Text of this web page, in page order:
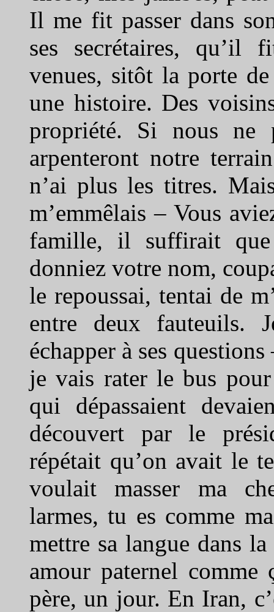
Il me fit passer dans
ses secrétaires, qu’il
venues, sitôt la porte
une histoire. Des
propriété. Si nous ne
arpenteront notre
n’ai plus les titres.
m’emmêlais – Vous
famille, il suffirait
donniez votre nom,
le repoussai, tentai de
entre deux fauteuils.
échapper à ses
je vais rater le bus
qui dépassaient
découvert par le
répétait qu’on avait le
voulait masser ma
larmes, tu es comme
mettre sa langue dans
amour paternel
père, un jour. En Iran,